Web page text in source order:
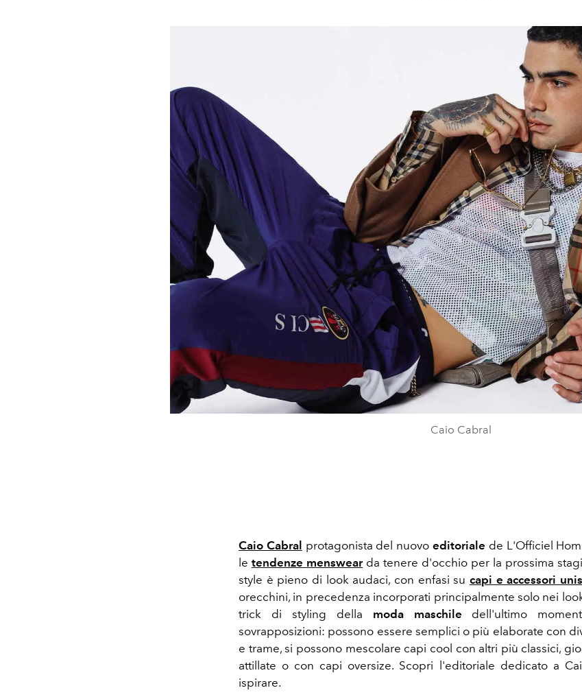
Caio Cabral
Caio Cabral protagonista del nuovoeditoriale de L'Officiel
le tendenze menswearda tenere d'occhio per la prossima
style è pieno di look audaci, con enfasi su capi e accessori
orecchini, in precedenza incorporati principalmente solo nei
trick di styling della moda maschile dell'ultimo
sovrapposizioni: possono essere semplici o più elaborate con
e trame, si possono mescolare capi cool con altri più classici,
attillate o con capi oversize. Scopri l'editoriale dedicato a
ispirare.